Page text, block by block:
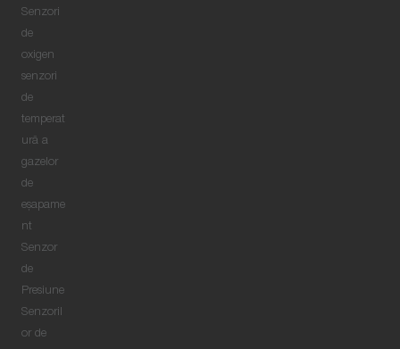
Senzori
de
oxigen
senzori
de
temperat
ură a
gazelor
de
eşapame
nt
Senzor
de
Presiune
Senzoril
or de